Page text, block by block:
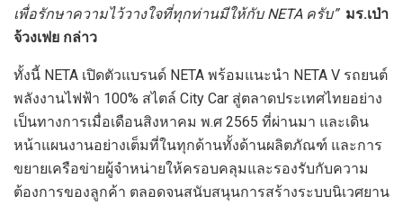
เพื่อรักษาความไว้วางใจที่ทุกท่านมีให้กับ NETA ครับ” มร.เป่า
จ้วงเฟย กล่าว
ทั้งนี้ NETA เปิดตัวแบรนด์ NETA พร้อมแนะนำ NETA V รถยนต์
พลังงานไฟฟ้า 100% สไตล์ City Car สู่ตลาดประเทศไทยอย่าง
เป็นทางการเมื่อเดือนสิงหาคม พ.ศ 2565 ที่ผ่านมา และเดิน
หน้าแผนงานอย่างเต็มที่ในทุกด้านทั้งด้านผลิตภัณฑ์ และการ
ขยายเครือข่ายผู้จำหน่ายให้ครอบคลุมและรองรับกับความ
ต้องการของลูกค้า ตลอดจนสนับสนุนการสร้างระบบนิเวศยาน